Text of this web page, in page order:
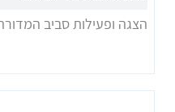
הצגה ופעילות סביב